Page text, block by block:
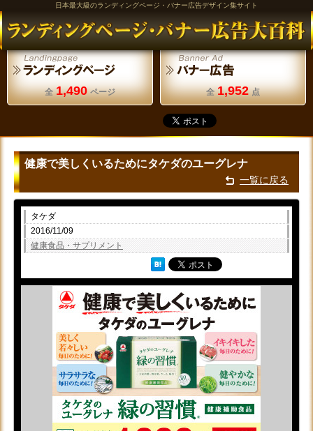
日本最大級のランディングページ・バナー広告デザイン集サイト
全 1,490 ページ 全 1,952 点
健康で美しくいるためにタケダのユーグレナ
一覧に戻る
タケダ
2016/11/09
健康食品・サプリメント